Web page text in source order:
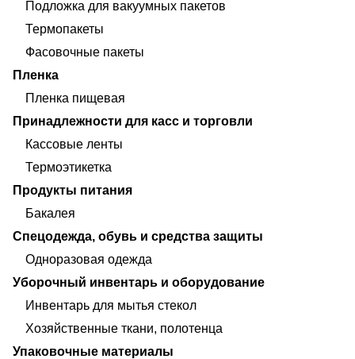
Подложка для вакуумных пакетов
Термопакеты
Фасовочные пакеты
Пленка
Пленка пищевая
Принадлежности для касс и торговли
Кассовые ленты
Термоэтикетка
Продукты питания
Бакалея
Спецодежда, обувь и средства защиты
Одноразовая одежда
Уборочный инвентарь и оборудование
Инвентарь для мытья стекол
Хозяйственные ткани, полотенца
Упаковочные материалы